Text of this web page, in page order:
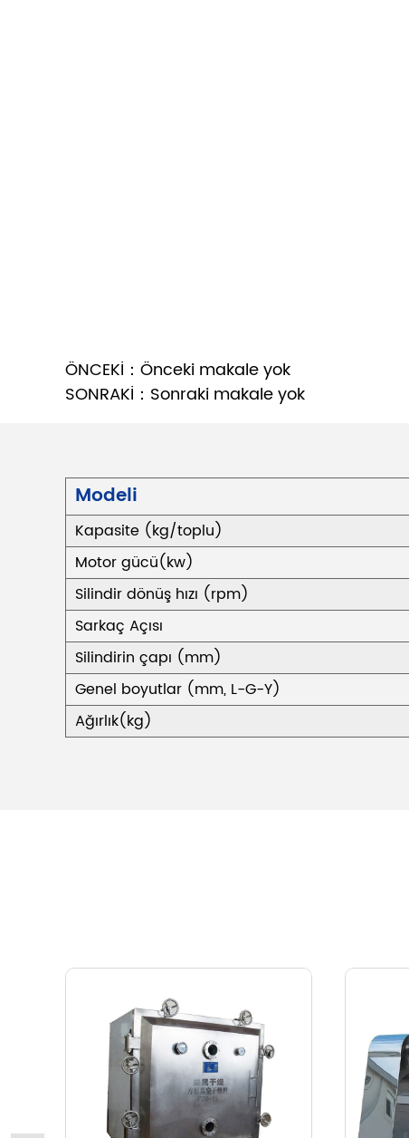
ÖNCEKİ：Önceki makale yok
SONRAKİ：Sonraki makale yok
Modeli
Kapasite (kg/toplu)
Motor gücü(kw)
Silindir dönüş hızı (rpm)
Sarkaç Açısı
Silindirin çapı (mm)
Genel boyutlar (mm, L-G-Y)
Ağırlık(kg)